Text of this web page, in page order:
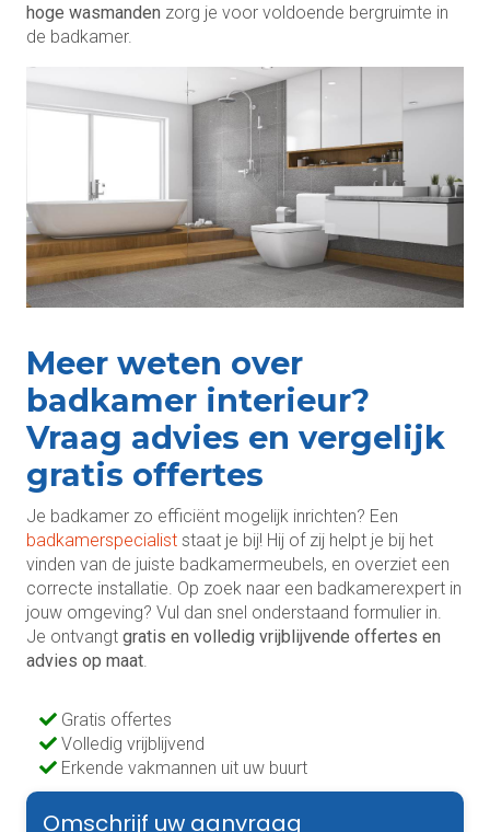
hoge wasmanden zorg je voor voldoende bergruimte in
de badkamer.
Meer weten over
badkamer interieur?
Vraag advies en vergelijk
gratis offertes
Je badkamer zo efficiënt mogelijk inrichten? Een
badkamerspecialist staat je bij! Hij of zij helpt je bij het
vinden van de juiste badkamermeubels, en overziet een
correcte installatie. Op zoek naar een badkamerexpert in
jouw omgeving? Vul dan snel onderstaand formulier in.
Je ontvangt gratis en volledig vrijblijvende offertes en
advies op maat
Gratis offertes
Volledig vrijblijvend
Erkende vakmannen uit uw buurt
Omschrijf uw aanvraag